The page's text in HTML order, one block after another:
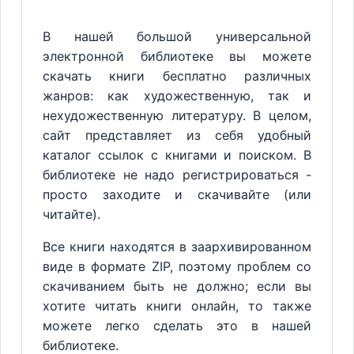
В нашей большой универсальной
электронной библиотеке вы можете
скачать книги бесплатно различных
жанров: как художественную, так и
нехудожественную литературу. В целом,
сайт представляет из себя удобный
каталог ссылок с книгами и поиском. В
библиотеке не надо регистрироваться -
просто заходите и скачивайте (или
читайте).
Все книги находятся в заархивированном
виде в формате ZIP, поэтому проблем со
скачиванием быть не должно; если вы
хотите читать книги онлайн, то также
можете легко сделать это в нашей
библиотеке.